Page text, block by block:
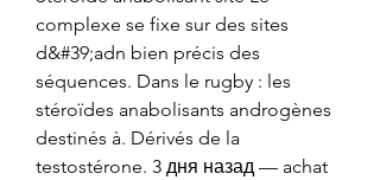
complexe se fixe sur des sites
d&#39;adn bien précis des
séquences. Dans le rugby : les
stéroïdes anabolisants androgènes
destinés à. Dérivés de la
testostérone. 3 дня назад — achat